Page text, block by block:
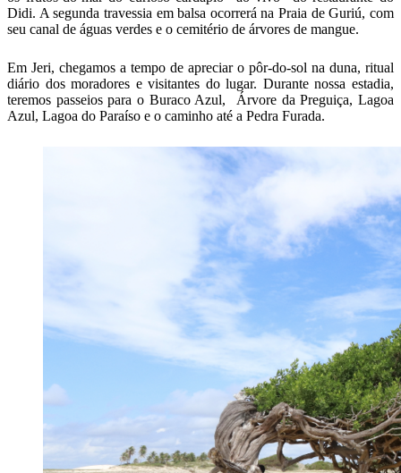
Didi. A segunda travessia em balsa ocorrerá na Praia de Guriú, com
seu canal de águas verdes e o cemitério de árvores de mangue.
Em Jeri, chegamos a tempo de apreciar o pôr-do-sol na duna, ritual
diário dos moradores e visitantes do lugar. Durante nossa estadia,
teremos passeios para o Buraco Azul, Árvore da Preguiça, Lagoa
Azul, Lagoa do Paraíso e o caminho até a Pedra Furada.